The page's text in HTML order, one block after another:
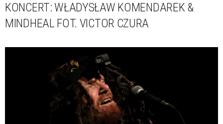
KONCERT: WŁADYSŁAW KOMENDAREK &
MINDHEAL FOT. VICTOR CZURA